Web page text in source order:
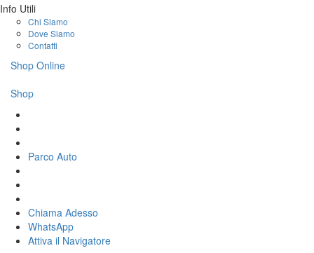
Info Utili
Chi Siamo
Dove Siamo
Contatti
Shop Online
Shop
Parco Auto
Chiama Adesso
WhatsApp
Attiva il Navigatore